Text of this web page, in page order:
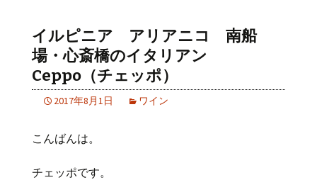
イルピニア アリアニコ 南船
場・心斎橋のイタリアン
Ceppo（チェッポ）
2017年8月1日 ワイン
こんばんは。
チェッポです。